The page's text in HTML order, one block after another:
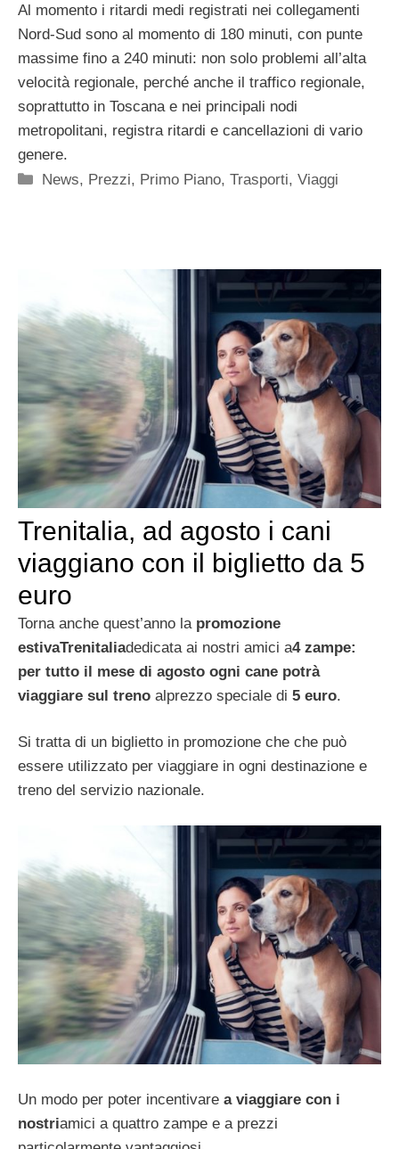
Al momento i ritardi medi registrati nei collegamenti
Nord-Sud sono al momento di 180 minuti, con punte
massime fino a 240 minuti: non solo problemi all’alta
velocità regionale, perché anche il traffico regionale,
soprattutto in Toscana e nei principali nodi
metropolitani, registra ritardi e cancellazioni di vario
genere.
Categorie
News, Prezzi, Primo Piano,Trasporti,Viaggi
Trenitalia, ad agosto i cani
viaggiano con il biglietto da 5
euro
Torna anche quest’anno la promozione
estivaTrenitaliadedicata ai nostri amici a4 zampe:
per tutto il mese di agosto ogni cane potrà
viaggiare sul treno alprezzo speciale di 5 euro.
Si tratta di un biglietto in promozione che che può
essere utilizzato per viaggiare in ogni destinazione e
treno del servizio nazionale.
Un modo per poter incentivare a viaggiare con i
nostriamici a quattro zampe e a prezzi